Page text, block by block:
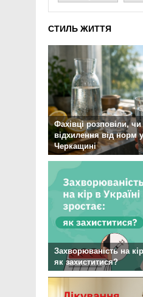
СТИЛЬ ЖИТТЯ
Фахівці розповіли,
відхилення від норм
Черкащині
Захворюваність на
як захиститися?